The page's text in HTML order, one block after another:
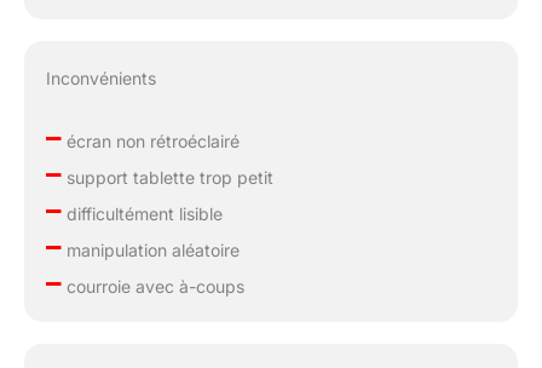
Inconvénients
–écran non rétroéclairé
–support tablette trop petit
–difficultément lisible
–manipulation aléatoire
–courroie avec à-coups